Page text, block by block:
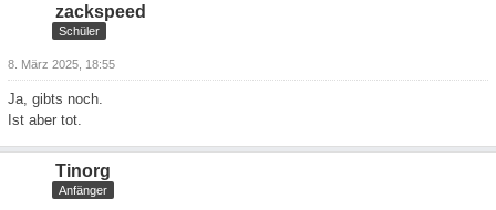
zackspeed
Schüler
8. März 2025, 18:55
Ja, gibts noch.
Ist aber tot.
Tinorg
Anfänger